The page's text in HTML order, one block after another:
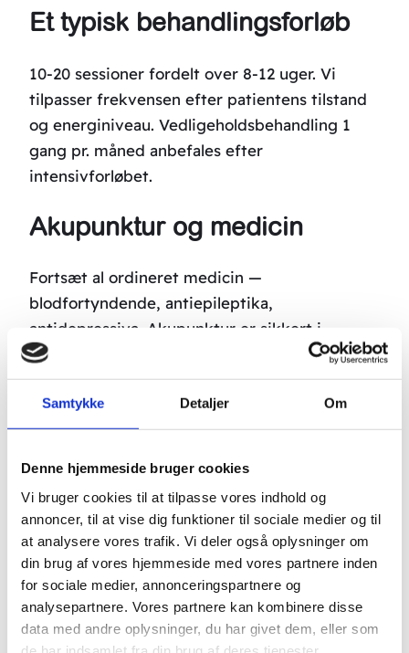
Samtykke Detaljer Om
Denne hjemmeside bruger cookies
Vi bruger cookies til at tilpasse vores indhold og
annoncer, til at vise dig funktioner til sociale medier og til
at analysere vores trafik. Vi deler også oplysninger om
din brug af vores hjemmeside med vores partnere inden
for sociale medier, annonceringspartnere og
analysepartnere. Vores partnere kan kombinere disse
data med andre oplysninger, du har givet dem, eller som
Et typisk behandlingsforløb
10-20 sessioner fordelt over 8-12 uger. Vi
tilpasser frekvensen efter patientens tilstand
og energiniveau. Vedligeholdsbehandling 1
gang pr. måned anbefales efter
intensivforløbet.
Akupunktur og medicin
Fortsæt al ordineret medicin —
blodfortyndende, antiepileptika,
antidepressiva. Akupunktur er sikkert i
kombination med standardmedicin.
Ofte stillede spørgsmål
— men kan markant forbedre
rehabiliteringsresultatet og livskvalitet.
Hvor sent kan man starte? Aldrig for sent. Vi
har set forbedring flere år efter primær skade.
Får jeg tilskud?Ja, som RAB-godkendt klinik
via Sygeforsikringen Danmark.